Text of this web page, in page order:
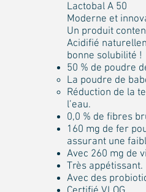
Lactobal A 50
Moderne et
Un produit
Acidifié
bonne solubilité !
50 % de poudre
La poudre de
Réduction de la
l’eau.
0,0 % de fibres
160 mg de fer
assurant une
Avec 260 mg de
Très appétissant.
Avec des